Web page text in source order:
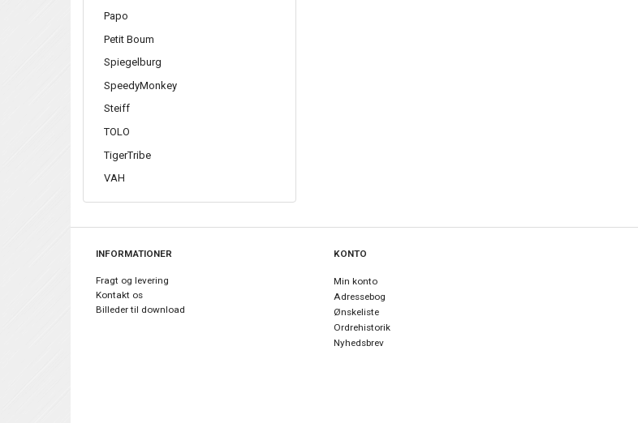
Papo
Petit Boum
Spiegelburg
SpeedyMonkey
Steiff
TOLO
TigerTribe
VAH
INFORMATIONER
Fragt og levering
Kontakt os
Billeder til download
KONTO
Min konto
Adressebog
Ønskeliste
Ordrehistorik
Nyhedsbrev